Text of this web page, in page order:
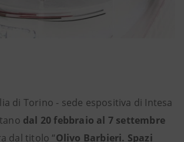
di Torino - sede espositiva di Intesa
dal 20 febbraio al 7 settembre
dal titolo “Olivo Barbieri. Spazi